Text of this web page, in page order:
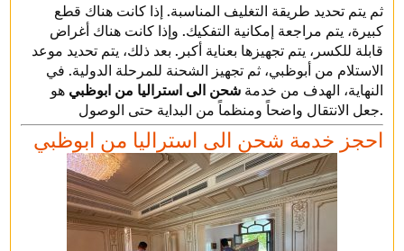
ثم يتم تحديد طريقة التغليف المناسبة. إذا كانت هناك قطع
كبيرة، يتم مراجعة إمكانية التفكيك. وإذا كانت هناك أغراض
قابلة للكسر، يتم تجهيزها بعناية أكبر. بعد ذلك، يتم تحديد موعد
الاستلام من أبوظبي، ثم تجهيز الشحنة للمرحلة الدولية. في
النهاية، الهدف من خدمة شحن الى استراليا من ابوظبي هو
جعل الانتقال واضحاً ومنظماً من البداية حتى الوصول.
احجز خدمة شحن الى استراليا من ابوظبي